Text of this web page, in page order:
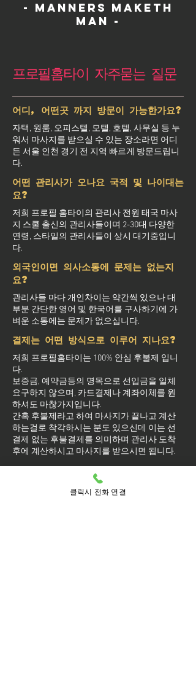
- Manners maketh
man -
프로필홈타이 자주묻는 질문
어디, 어떤곳 까지 방문이 가능한가요?
자택, 원룸, 오피스텔, 모텔, 호텔, 사무실 등 누
워서 마사지를 받으실 수 있는 장소라면 어디
든 서울 인천 경기 전 지역 빠르게 방문드립니
다.
어떤 관리사가 오나요 국적 및 나이대는
요?
저희 프로필 홈타이의 관리사 전원 태국 마사
지 스쿨 출신의 관리사들이며 2-30대 다양한
연령, 스타일의 관리사들이 상시 대기중입니
다.
외국인이면 의사소통에 문제는 없는지
요?
관리사들 마다 개인차이는 약간씩 있으나 대
부분 간단한 영어 및 한국어를 구사하기에 가
벼운 소통에는 문제가 없으십니다.
결제는 어떤 방식으로 이루어 지나요?
저희 프로필홈타이는 100% 안심 후불제 입니
다.
보증금, 예약금등의 명목으로 선입금을 일체
요구하지 않으며, 카드결제나 계좌이체를 원
하셔도 마찮가지입니다.
간혹 후불제라고 하여 마사지가 끝나고 계산
하는걸로 착각하시는 분도 있으신데 이는 선
결제 없는 후불결제를 의미하며 관리사 도착
후에 계산하시고 마사지를 받으시면 됩니다.
마사지를 받는 도중에 코스변경이 가능
클릭시 전화 연결